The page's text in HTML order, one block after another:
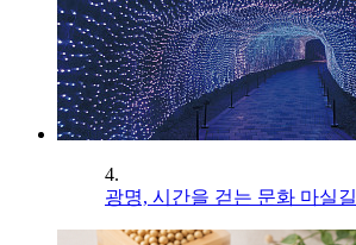
4.
광명, 시간을 걷는 문화 마실길